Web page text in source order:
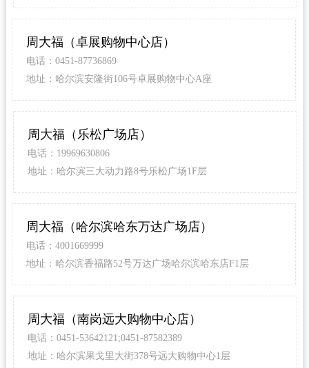
周大福（卓展购物中心店）
电话：0451-87736869
地址：哈尔滨安隆街106号卓展购物中心A座
周大福（乐松广场店）
电话：19969630806
地址：哈尔滨三大动力路8号乐松广场1F层
周大福（哈尔滨哈东万达广场店）
电话：4001669999
地址：哈尔滨香福路52号万达广场哈尔滨哈东店F1层
周大福（南岗远大购物中心店）
电话：0451-53642121;0451-87582389
地址：哈尔滨果戈里大街378号远大购物中心1层